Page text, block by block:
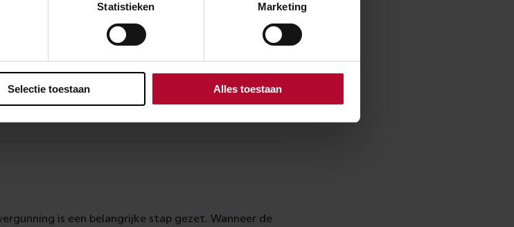
Statistieken Marketing
Selectie toestaan Alles toestaan
is een belangrijke stap gezet. Wanneer de